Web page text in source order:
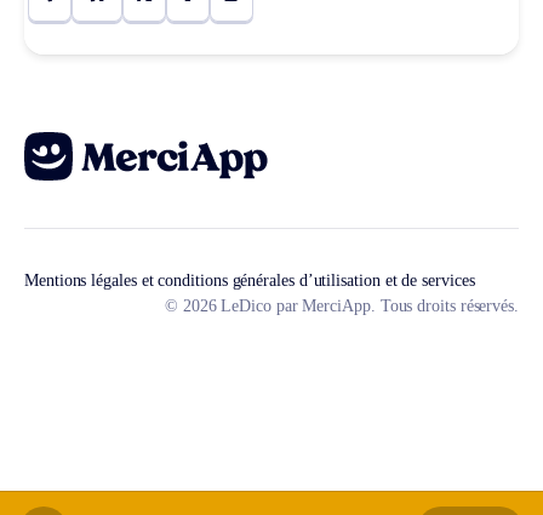
Mentions légales et conditions générales d’utilisation et de services
© 2026 LeDico par MerciApp. Tous droits réservés.